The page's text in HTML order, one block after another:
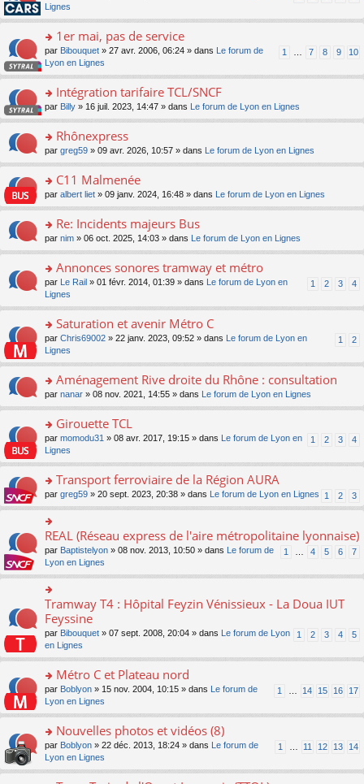
s
ré
e
o
n
lu
pl
ré
c
e
a
n
o
n
lu
le
u
ré
c
e
m
e
s
s
a
n
o
n
lu
pl
s
ré
c
nt
s
er
le
m
e
s
s
e
n
o
n
le
u
s
ré
e
nt
Lignes
o
s
er
le
m
e
s
g
e
n
o
lu
pl
u
ré
e
nt
1er mai, pas de service
1 7 8 9 10
par Bibouquet » 27 avr. 2006, 06:24 » dans
Le forum de
Lyon en Lignes
o
n
ult
er
le
m
e
a
g
e
n
n
pl
u
ré
e
nt
Intégration tarifaire TCL/SNCF
par Billy » 16 juil. 2023, 14:47 » dans Le forum de Lyon en Lignes
o
n
ult
er
le
m
e
a
g
e
n
o
lu
u
s
ré
e
nt
Rhônexpress
par greg59 » 09 avr. 2026, 10:57 » dans Le forum de Lyon en Lignes
o
n
ult
er
le
m
e
s
g
e
n
o
n
le
u
s
ré
c
nt
C11 Malmenée
par albert liet » 09 janv. 2024, 16:48 » dans Le forum de Lyon en Lignes
o
n
ult
er
le
m
e
s
s
e
n
o
n
le
s
ré
c
e
nt
Re: Incidents majeurs Bus
par nim » 06 oct. 2025, 14:03 » dans Le forum de Lyon en Lignes
o
s
er
le
m
e
s
s
e
n
o
n
lu
pl
s
ré
c
nt
Annonces sonores tramway et métro
1 2 3 4
par Le Rail » 01 févr. 2014, 01:39 » dans
Le forum de Lyon en
Lignes
o
s
er
le
m
e
s
s
e
n
o
n
lu
pl
ré
e
nt
Saturation et avenir Métro C
1 2
par Chris69002 » 22 janv. 2023, 09:52 » dans
Le forum de Lyon en
Lignes
o
n
ult
er
le
m
e
s
a
e
n
o
n
lu
le
pl
u
s
ré
c
e
nt
Aménagement Rive droite du Rhône : consultation
par nanar » 08 nov. 2021, 14:55 » dans Le forum de Lyon en Lignes
o
s
er
le
m
e
s
s
a
e
o
n
lu
le
pl
s
ré
c
e
nt
Girouette TCL
1 2 3 4
par momodu31 » 08 avr. 2017, 19:15 » dans
Le forum de Lyon en
Lignes
o
n
s
ult
er
le
m
e
s
a
e
n
lu
le
pl
s
ré
c
e
Transport ferroviaire de la Région AURA
1 2 3
par greg59 » 20 sept. 2023, 20:38 » dans Le forum de Lyon en Lignes
o
n
s
le
m
e
s
s
a
e
n
o
n
lu
le
pl
REAL (Réseau express de l'aire métropolitaine lyonnaise)
1 4 5 6 7
par Baptistelyon » 08 nov. 2013, 10:50 » dans
Le forum de
Lyon en Lignes
o
n
ult
le
m
e
s
s
g
e
n
o
Tramway T4 : Hôpital Feyzin Vénissieux - La Doua IUT
Feyssine
1 2 3 4 5
par Bibouquet » 07 sept. 2008, 20:04 » dans
Le forum de Lyon
en Lignes
o
s
er
le
m
e
Métro C et Plateau nord
1 14 15 16 17
par Boblyon » 15 nov. 2004, 10:15 » dans
Le forum de
Lyon en Lignes
o
s
Nouvelles photos et vidéos (8)
1 11 12 13 14
par Boblyon » 22 déc. 2013, 18:24 » dans
Le forum de
Lyon en Lignes